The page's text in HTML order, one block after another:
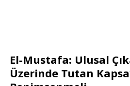
El-Mustafa: Ulusal
Üzerinde Tutan